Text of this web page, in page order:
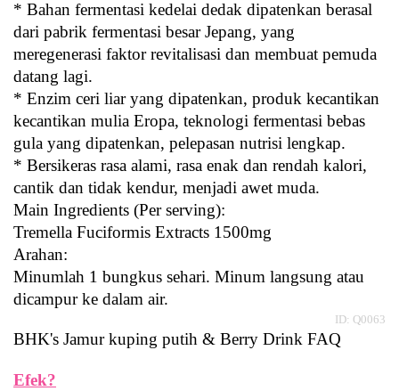
* Bahan fermentasi kedelai dedak dipatenkan berasal
dari pabrik fermentasi besar Jepang, yang
meregenerasi faktor revitalisasi dan membuat pemuda
datang lagi.
* Enzim ceri liar yang dipatenkan, produk kecantikan
kecantikan mulia Eropa, teknologi fermentasi bebas
gula yang dipatenkan, pelepasan nutrisi lengkap.
* Bersikeras rasa alami, rasa enak dan rendah kalori,
cantik dan tidak kendur, menjadi awet muda.
Main Ingredients (Per serving):
Tremella Fuciformis Extracts 1500mg
Arahan:
Minumlah 1 bungkus sehari. Minum langsung atau
dicampur ke dalam air.
ID: Q0063
BHK's Jamur kuping putih & Berry Drink FAQ
Efek?